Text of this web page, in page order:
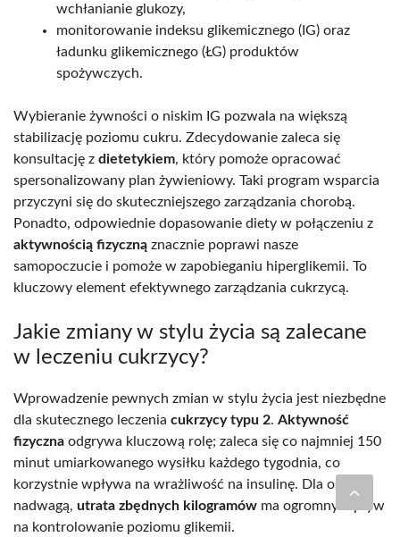
wchłanianie glukozy,
monitorowanie indeksu glikemicznego (IG) oraz
ładunku glikemicznego (ŁG) produktów
spożywczych.
Wybieranie żywności o niskim IG pozwala na większą
stabilizację poziomu cukru. Zdecydowanie zaleca się
konsultację z dietetykiem, który pomoże opracować
spersonalizowany plan żywieniowy. Taki program wsparcia
przyczyni się do skuteczniejszego zarządzania chorobą.
Ponadto, odpowiednie dopasowanie diety w połączeniu z
aktywnością fizyczną znacznie poprawi nasze
samopoczucie i pomoże w zapobieganiu hiperglikemii. To
kluczowy element efektywnego zarządzania cukrzycą.
Jakie zmiany w stylu życia są zalecane
w leczeniu cukrzycy?
Wprowadzenie pewnych zmian w stylu życia jest niezbędne
dla skutecznego leczenia cukrzycy typu 2. Aktywność
fizyczna odgrywa kluczową rolę; zaleca się co najmniej 150
minut umiarkowanego wysiłku każdego tygodnia, co
korzystnie wpływa na wrażliwość na insulinę. Dla osób z
nadwagą, utrata zbędnych kilogramów ma ogromny wpływ
na kontrolowanie poziomu glikemii.